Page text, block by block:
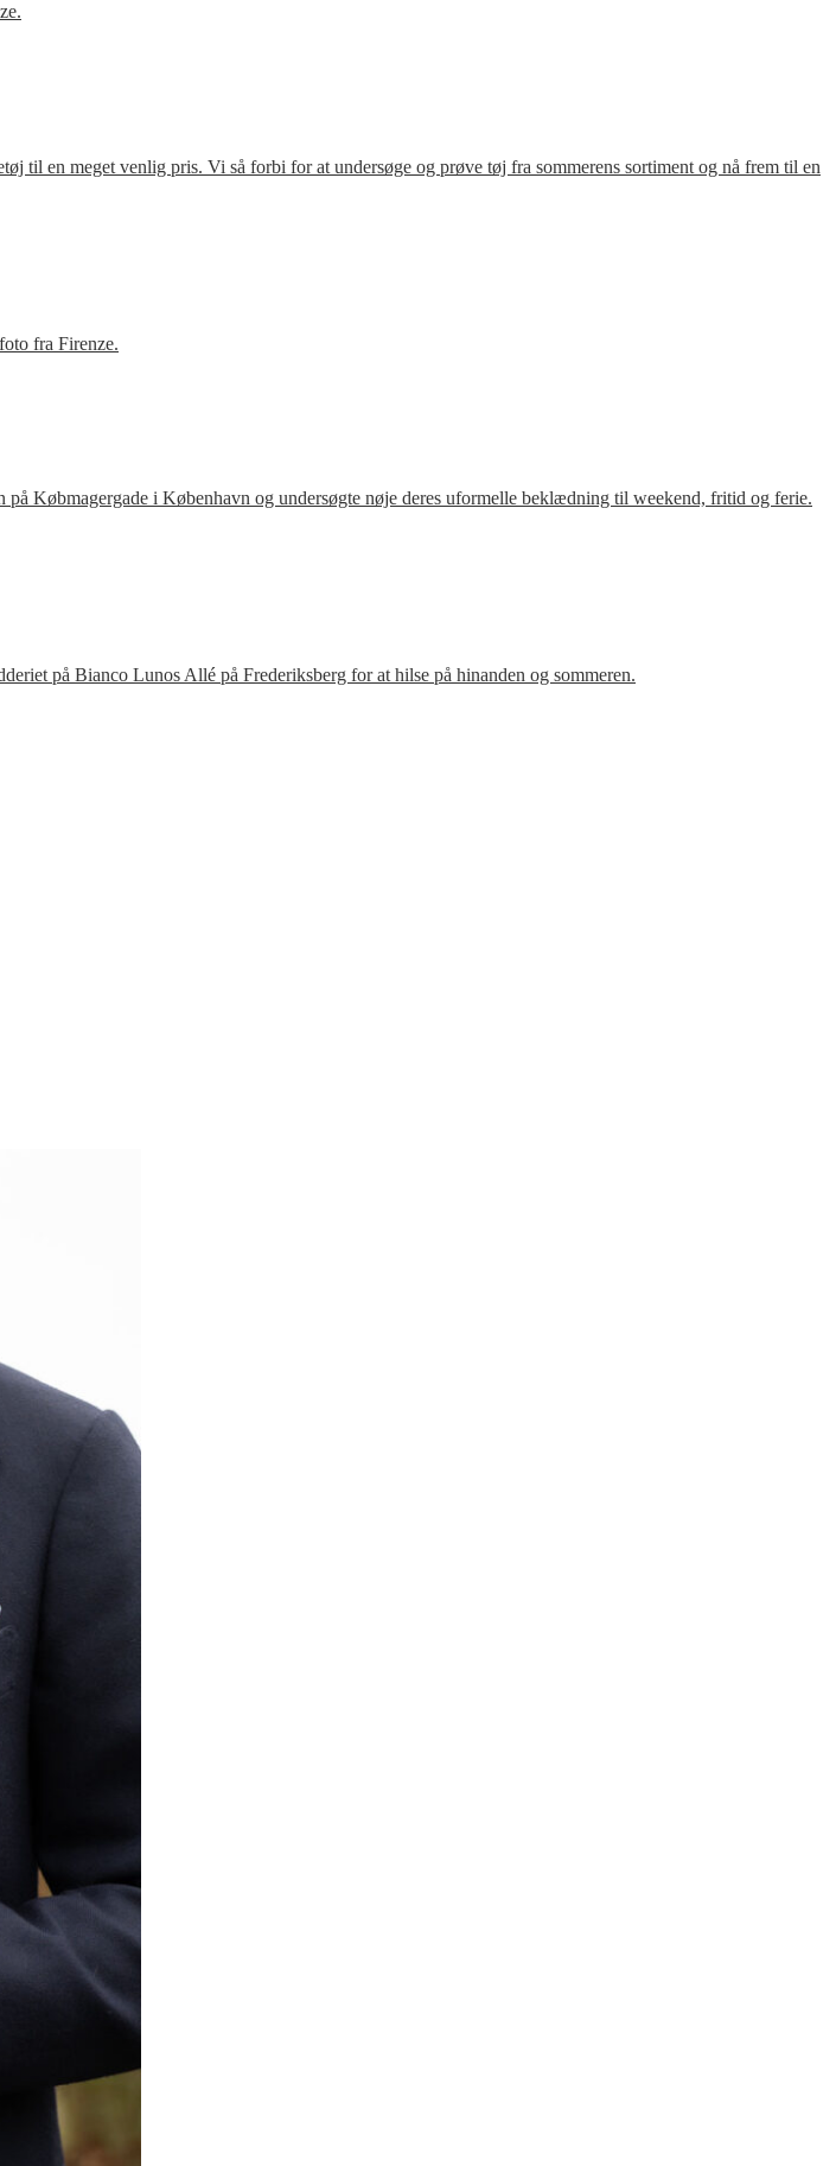
til en meget venlig pris. Vi så forbi for at undersøge og prøve tøj fra sommerens sortiment og nå frem til en
fra Firenze.
Købmagergade i København og undersøgte nøje deres uformelle beklædning til weekend, fritid og ferie.
på Bianco Lunos Allé på Frederiksberg for at hilse på hinanden og sommeren.